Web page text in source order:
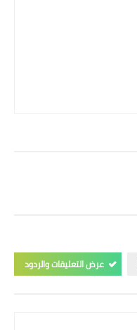
عرض التعليقات والردود